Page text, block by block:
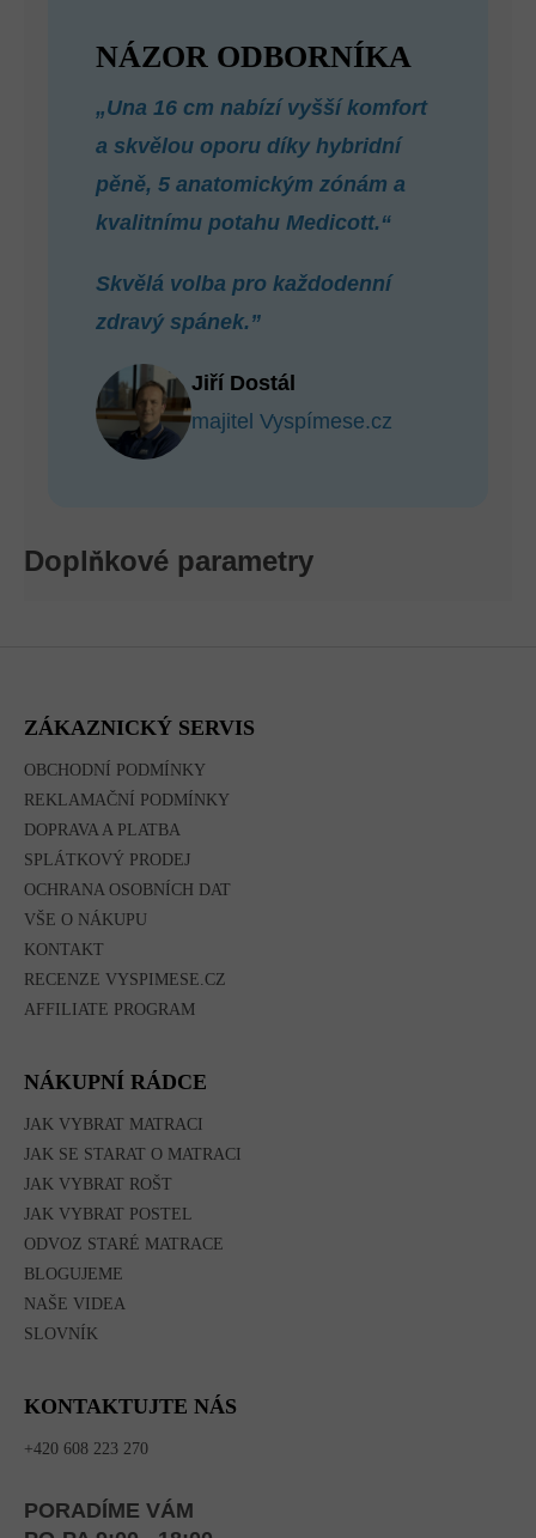
NÁZOR ODBORNÍKA
„Una 16 cm nabízí vyšší komfort
a skvělou oporu díky hybridní
pěně, 5 anatomickým zónám a
kvalitnímu potahu Medicott.“
Skvělá volba pro každodenní
zdravý spánek.”
Jiří Dostál
majitel Vyspímese.cz
Doplňkové parametry
ZÁKAZNICKÝ SERVIS
OBCHODNÍ PODMÍNKY
REKLAMAČNÍ PODMÍNKY
DOPRAVA A PLATBA
SPLÁTKOVÝ PRODEJ
OCHRANA OSOBNÍCH DAT
VŠE O NÁKUPU
KONTAKT
RECENZE VYSPIMESE.CZ
AFFILIATE PROGRAM
NÁKUPNÍ RÁDCE
JAK VYBRAT MATRACI
JAK SE STARAT O MATRACI
JAK VYBRAT ROŠT
JAK VYBRAT POSTEL
ODVOZ STARÉ MATRACE
BLOGUJEME
NAŠE VIDEA
SLOVNÍK
KONTAKTUJTE NÁS
+420 608 223 270
PORADÍME VÁM